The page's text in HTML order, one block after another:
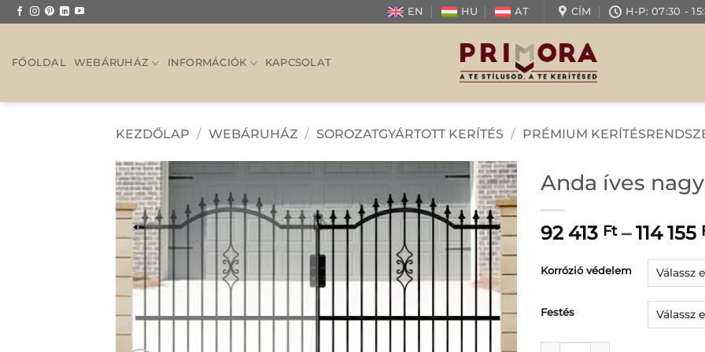
Skip
to
EN HU AT CÍM H-P: 07:30 -
FŐOLDAL WEBÁRUHÁZ INFORMÁCIÓK KAPCSOLAT
KEZDŐLAP / WEBÁRUHÁZ / SOROZATGYÁRTOTT KERÍTÉS / PRÉMIUM
Anda íves
92 413 Ft – 114 155
Korrózió védelem
Festés